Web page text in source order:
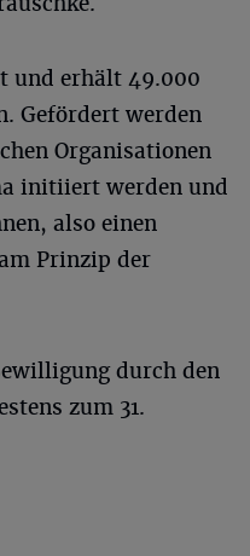
und erhält 49.000
Gefördert werden
Organisationen
initiiert werden und
also einen
Prinzip der
durch den
zum 31.